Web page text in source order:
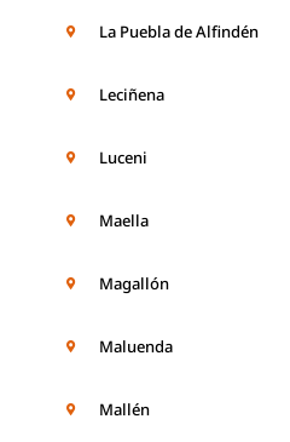
La Puebla de Alfindén
Leciñena
Luceni
Maella
Magallón
Maluenda
Mallén